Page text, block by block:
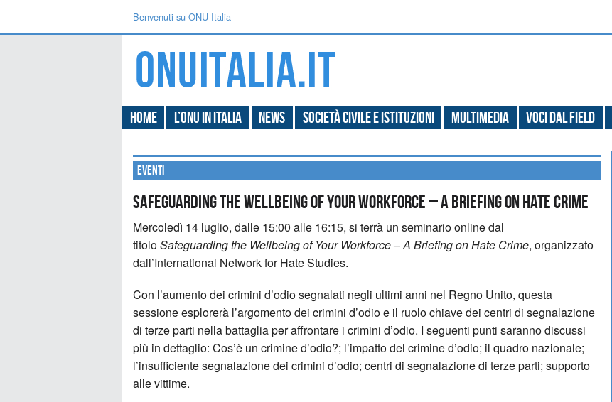
Benvenuti su ONU Italia
Home L’ONU in Italia News Società civile e Istituzioni Multimedia Voci dal field
Eventi
Safeguarding the Wellbeing of Your Workforce – A Briefing on Hate Crime
Mercoledì 14 luglio, dalle 15:00 alle 16:15, si terrà un seminario online dal
titoloSafeguarding the Wellbeing of Your Workforce – A Briefing on Hate Crime, organizzato
dall’International Network for Hate Studies.
Con l’aumento dei crimini d’odio segnalati negli ultimi anni nel Regno Unito, questa
sessione esplorerà l’argomento dei crimini d’odio e il ruolo chiave dei centri di segnalazione
di terze parti nella battaglia per affrontare i crimini d’odio. I seguenti punti saranno discussi
più in dettaglio: Cos’è un crimine d’odio?; l’impatto del crimine d’odio; il quadro nazionale;
l’insufficiente segnalazione dei crimini d’odio; centri di segnalazione di terze parti; supporto
alle vittime.